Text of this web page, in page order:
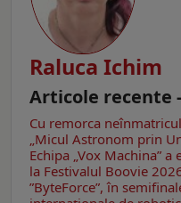
Raluca Ichim
Articole recente
Cu remorca
„Micul Astronom prin
Echipa „Vox Machina”
la Festivalul Boovie
”ByteForce”, în